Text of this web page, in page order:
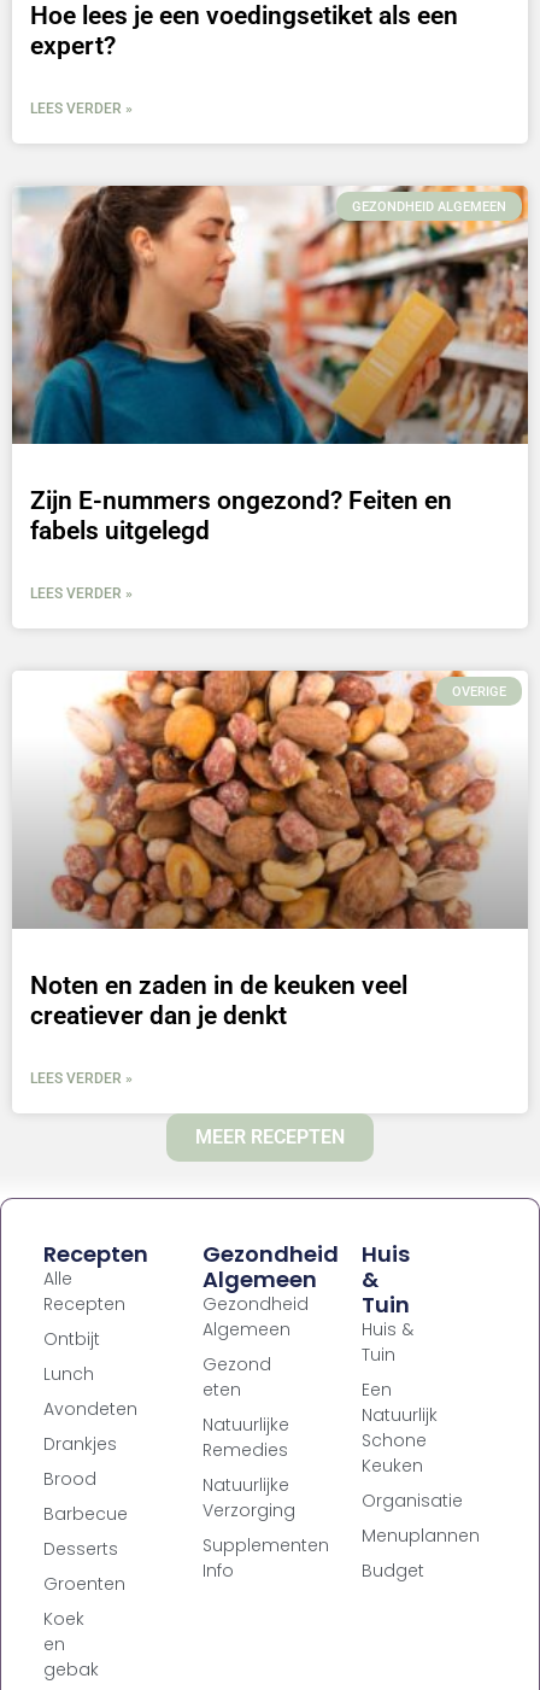
Hoe lees je een voedingsetiket als een
expert?
LEES VERDER »
GEZONDHEID ALGEMEEN
Zijn E-nummers ongezond? Feiten en
fabels uitgelegd
LEES VERDER »
OVERIGE
Noten en zaden in de keuken veel
creatiever dan je denkt
LEES VERDER »
MEER RECEPTEN
Recepten
Alle
Recepten
Ontbijt
Lunch
Avondeten
Drankjes
Brood
Barbecue
Desserts
Groenten
Koek
en
gebak
Gezondheid
Algemeen
Gezondheid
Algemeen
Gezond
eten
Natuurlijke
Remedies
Natuurlijke
Verzorging
Supplementen
Info
Huis
&
Tuin
Huis &
Tuin
Een
Natuurlijk
Schone
Keuken
Organisatie
Menuplannen
Budget